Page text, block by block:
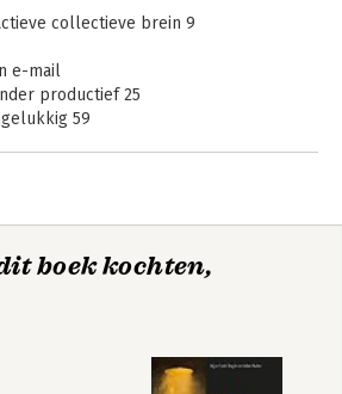
minimalisme
collectieve brein 9
e-mail
productief 25
59
207
243
boek kochten,